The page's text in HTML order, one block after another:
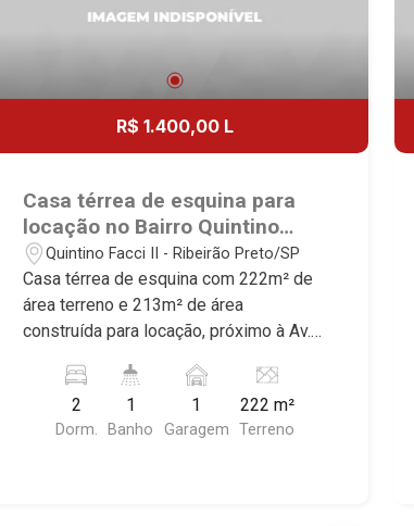
R$ 1.400,00 L
Casa térrea de esquina para
locação no Bairro Quintino
Facci II, próximo à Av. Mal.
Costa e Silva - Ribeirão
Preto/SP.
Quintino Facci II - Ribeirão Preto/SP
Casa térrea de esquina com 222m² de
área terreno e 213m² de área
construída para locação, próximo à Av.
Facci II, Ribeirão Preto/SP. Conheça as
características deste imóvel que a
Martinelli Imobiliária selecionou para
2
Dorm.
1
Banho
1
Garagem
222 m²
Terreno